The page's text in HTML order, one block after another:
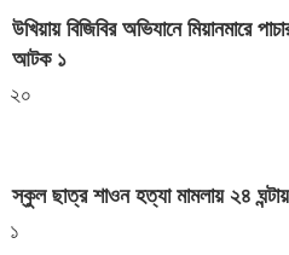
উখিয়ায় বিজিবির অভিযানে মিয়ানমারে
আটক ১
২০
স্কুল ছাত্র শাওন হত্যা মামলায় ২৪
১